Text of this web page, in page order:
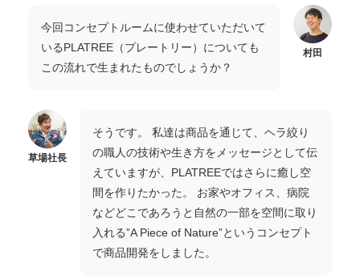
村田
今回コンセプトルームに使わせていただいて
いるPLATREE（プレートリー）についても
この流れで生まれたものでしょうか？
そうです。 私達は商品を通じて、ヘラ絞り
の職人の技術や生き方をメッセージとして伝
えていますが、PLATREEではさらに癒し空
間を作りたかった。 お家やオフィス、病院
などどこであろうと自然の一部を空間に取り
入れる”A Piece of Nature”というコンセプト
で商品開発をしました。
草場社長